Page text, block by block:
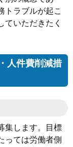
トラブルが起こ
ていただきたく
人件費削減措
集します。目標
っては労働者側